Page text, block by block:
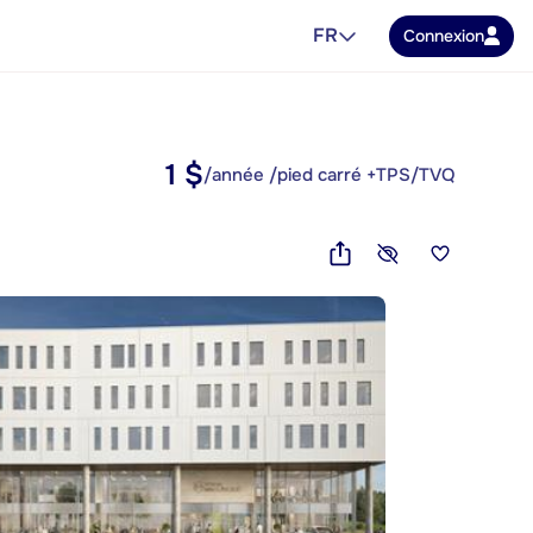
FR Connexion
1 $/année /pied carré +TPS/TVQ